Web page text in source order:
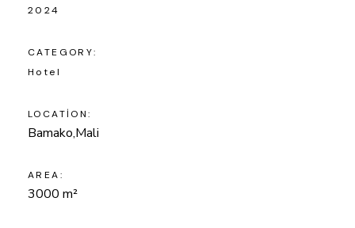
2024
CATEGORY:
Hotel
LOCATION:
Bamako,Mali
AREA:
3000 m²